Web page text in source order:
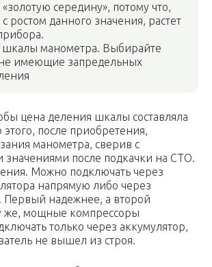
середину», потому что,
ростом данного значения, растет
шкалы манометра. Выбирайте
имеющие запредельных
цена деления шкалы составляла
после приобретения,
манометра, сверив с
значениями после подкачки на СТО.
Можно подключать через
напрямую либо через
Первый надежнее, а второй
же, мощные компрессоры
только через аккумулятор,
не вышел из строя.